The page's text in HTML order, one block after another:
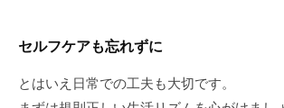
セルフケアも忘れずに
とはいえ日常での工夫も大切です。